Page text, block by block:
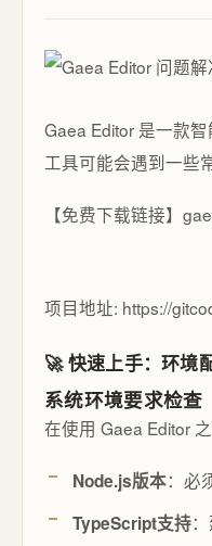
Gaea Editor 是一款
工具可能会遇到一些
【免费下载链接】
项目地址: https://
🚀 快速上手：环境
系统环境要求检查
在使用 Gaea Editor
Node.js版本：必
TypeScript支持